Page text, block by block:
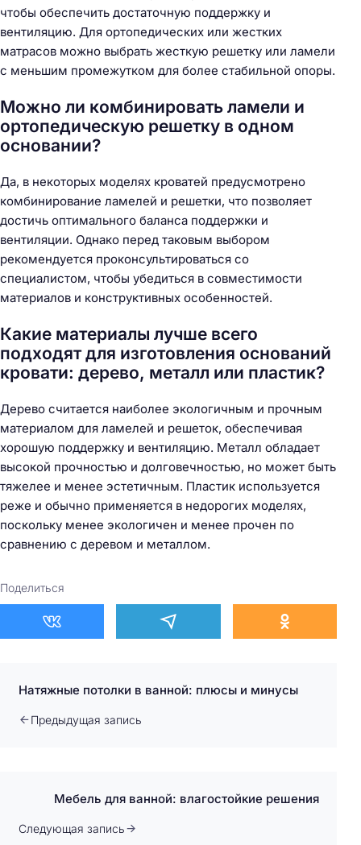
чтобы обеспечить достаточную поддержку и
вентиляцию. Для ортопедических или жестких
матрасов можно выбрать жесткую решетку или ламели
с меньшим промежутком для более стабильной опоры.
Можно ли комбинировать ламели и
ортопедическую решетку в одном
основании?
Да, в некоторых моделях кроватей предусмотрено
комбинирование ламелей и решетки, что позволяет
достичь оптимального баланса поддержки и
вентиляции. Однако перед таковым выбором
рекомендуется проконсультироваться со
специалистом, чтобы убедиться в совместимости
материалов и конструктивных особенностей.
Какие материалы лучше всего
подходят для изготовления оснований
кровати: дерево, металл или пластик?
Дерево считается наиболее экологичным и прочным
материалом для ламелей и решеток, обеспечивая
хорошую поддержку и вентиляцию. Металл обладает
высокой прочностью и долговечностью, но может быть
тяжелее и менее эстетичным. Пластик используется
реже и обычно применяется в недорогих моделях,
поскольку менее экологичен и менее прочен по
сравнению с деревом и металлом.
Поделиться
Натяжные потолки в ванной: плюсы и минусы
Предыдущая запись
Мебель для ванной: влагостойкие решения
Следующая запись